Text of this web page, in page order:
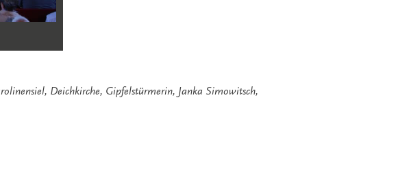
, Deichkirche, Gipfelstürmerin, Janka Simowitsch,